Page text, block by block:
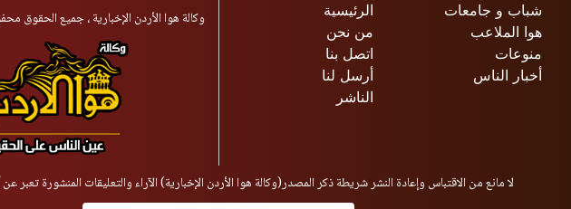
شباب و جامعات
هوا الملاعب
منوعات
أخبار الناس
الرئيسية
من نحن
اتصل بنا
أرسل لنا
الناشر
وكالة هوا الأردن الإخبارية ، جميع الحقوق
لا مانع من الاقتباس وإعادة النشر شريطة ذكر المصدر(وكالة هوا الأردن الإخبارية) الآراء والتعليقات المنشورة تعبر